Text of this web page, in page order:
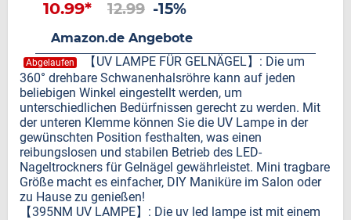
10.99* 12.99 -15%
Amazon.de Angebote
Abgelaufen
【UV LAMPE FÜR GELNÄGEL】: Die um
360° drehbare Schwanenhalsröhre kann auf jeden
beliebigen Winkel eingestellt werden, um
unterschiedlichen Bedürfnissen gerecht zu werden. Mit
der unteren Klemme können Sie die UV Lampe in der
gewünschten Position festhalten, was einen
reibungslosen und stabilen Betrieb des LED-
Nageltrockners für Gelnägel gewährleistet. Mini tragbare
Größe macht es einfacher, DIY Maniküre im Salon oder
zu Hause zu genießen!
【395NM UV LAMPE】: Die uv led lampe ist mit einem